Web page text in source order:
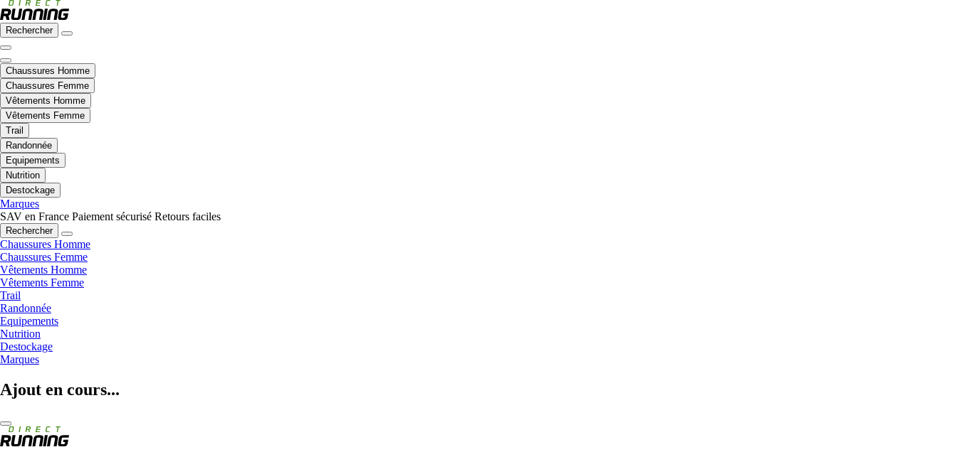
Rechercher
Chaussures Homme
Chaussures Femme
Vêtements Homme
Vêtements Femme
Trail
Randonnée
Equipements
Nutrition
Destockage
Marques
SAV en France Paiement sécurisé Retours faciles
Rechercher
Chaussures Homme
Chaussures Femme
Vêtements Homme
Vêtements Femme
Trail
Randonnée
Equipements
Nutrition
Destockage
Marques
Ajout en cours...